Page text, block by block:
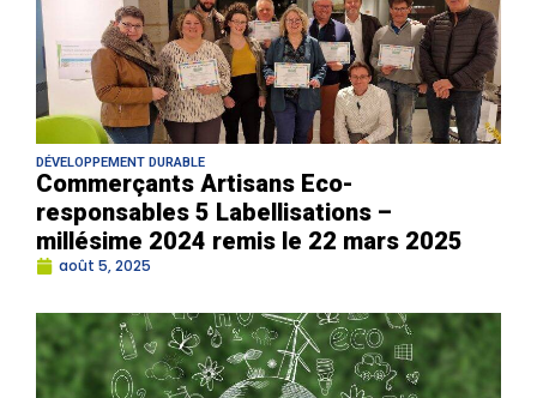
DÉVELOPPEMENT DURABLE
Commerçants Artisans Eco-
responsables 5 Labellisations –
millésime 2024 remis le 22 mars 2025
août 5, 2025